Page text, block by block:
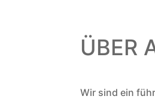
ÜBER
Wir sind ein